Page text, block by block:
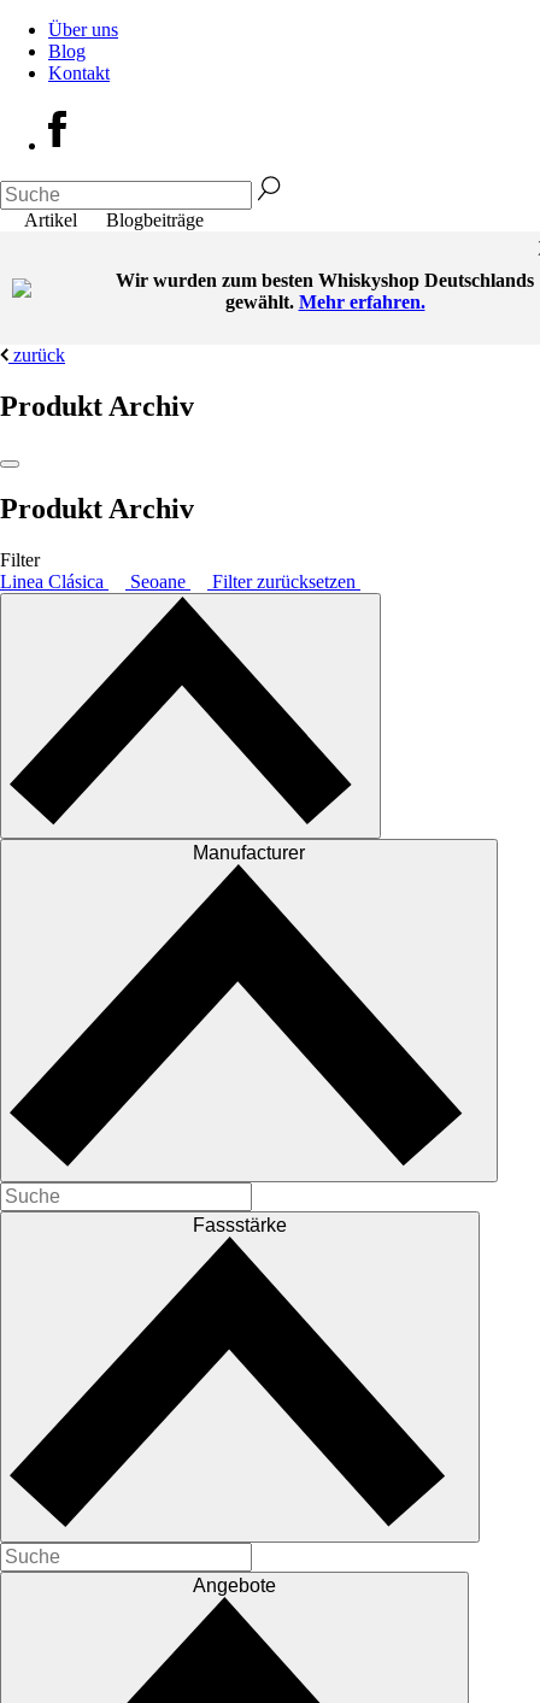
Über uns
Blog
Kontakt
Artikel
Blogbeiträge
Wir wurden zum besten Whiskyshop Deutschlands
gewählt. Mehr erfahren.
zurück
Produkt Archiv
Produkt Archiv
Filter
Linea Clásica
Seoane Filter zurücksetzen
Manufacturer
Fassstärke
Angebote